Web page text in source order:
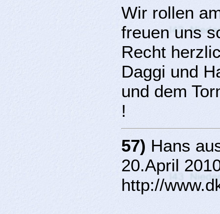
Wir rollen
freuen uns
Recht
Daggi und
und dem
!
57) Hans
20.April
http://